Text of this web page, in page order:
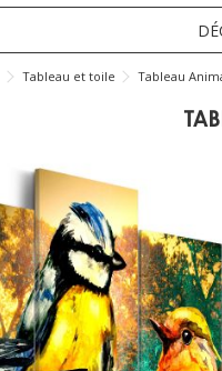
Tableau et toile Tableau